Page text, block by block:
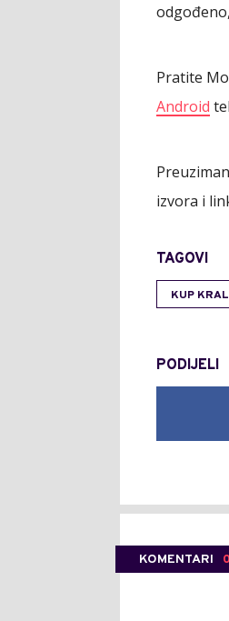
Pratite
Android
izvora i
TAGOVI
KUP
PODIJELI
KOMENTARI 0